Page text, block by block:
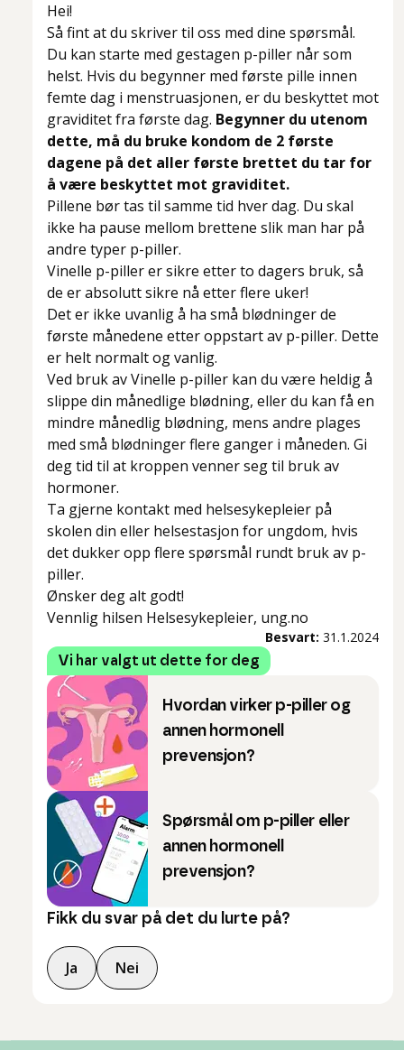
Hei!
Så fint at du skriver til oss med dine spørsmål.
Du kan starte med gestagen p-piller når som
helst. Hvis du begynner med første pille innen
femte dag i menstruasjonen, er du beskyttet mot
graviditet fra første dag. Begynner du utenom
dette, må du bruke kondom de 2 første
dagene på det aller første brettet du tar for
å være beskyttet mot graviditet.
Pillene bør tas til samme tid hver dag. Du skal
ikke ha pause mellom brettene slik man har på
andre typer p-piller.
Vinelle p-piller er sikre etter to dagers bruk, så
de er absolutt sikre nå etter flere uker!
Det er ikke uvanlig å ha små blødninger de
første månedene etter oppstart av p-piller. Dette
er helt normalt og vanlig.
Ved bruk av Vinelle p-piller kan du være heldig å
slippe din månedlige blødning, eller du kan få en
mindre månedlig blødning, mens andre plages
med små blødninger flere ganger i måneden. Gi
deg tid til at kroppen venner seg til bruk av
hormoner.
Ta gjerne kontakt med helsesykepleier på
skolen din eller helsestasjon for ungdom, hvis
det dukker opp flere spørsmål rundt bruk av p-
piller.
Ønsker deg alt godt!
Vennlig hilsen Helsesykepleier, ung.no
Besvart: 31.1.2024
Vi har valgt ut dette for deg
Hvordan virker p-piller og
annen hormonell
prevensjon?
Spørsmål om p-piller eller
annen hormonell
prevensjon?
Fikk du svar på det du lurte på?
Ja Nei